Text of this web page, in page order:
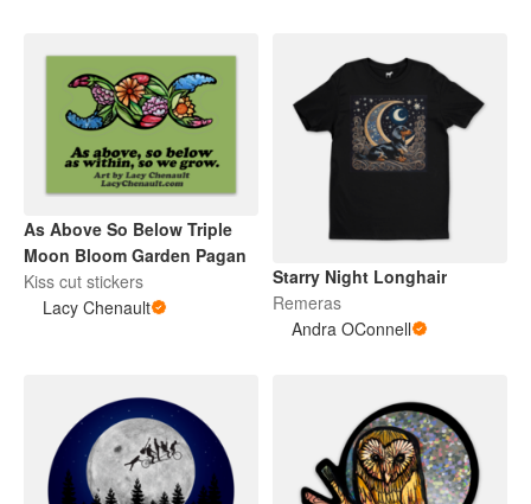
As Above So Below Triple
Moon Bloom Garden Pagan
Kiss cut stickers
Lacy Chenault
Starry Night Longhair
Remeras
Andra OConnell